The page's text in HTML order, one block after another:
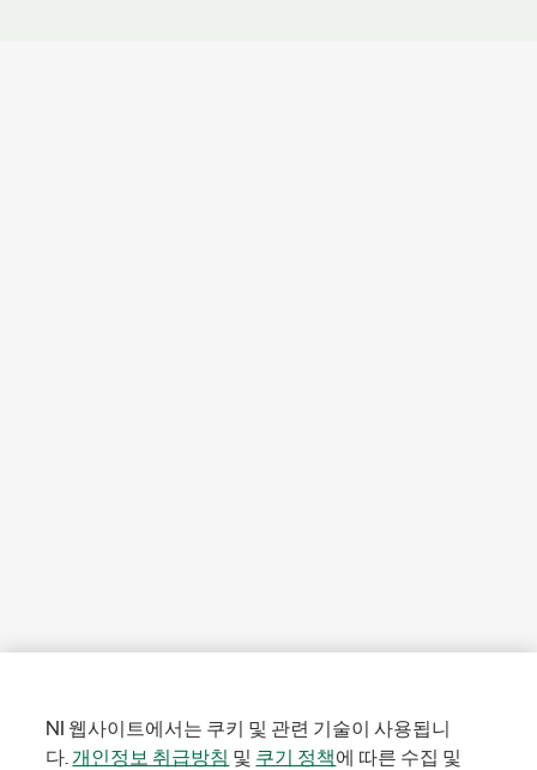
NI 웹사이트에서는 쿠키 및 관련 기술이 사용됩니
다.개인정보 취급방침 및 쿠기 정책에 따른 수집 및